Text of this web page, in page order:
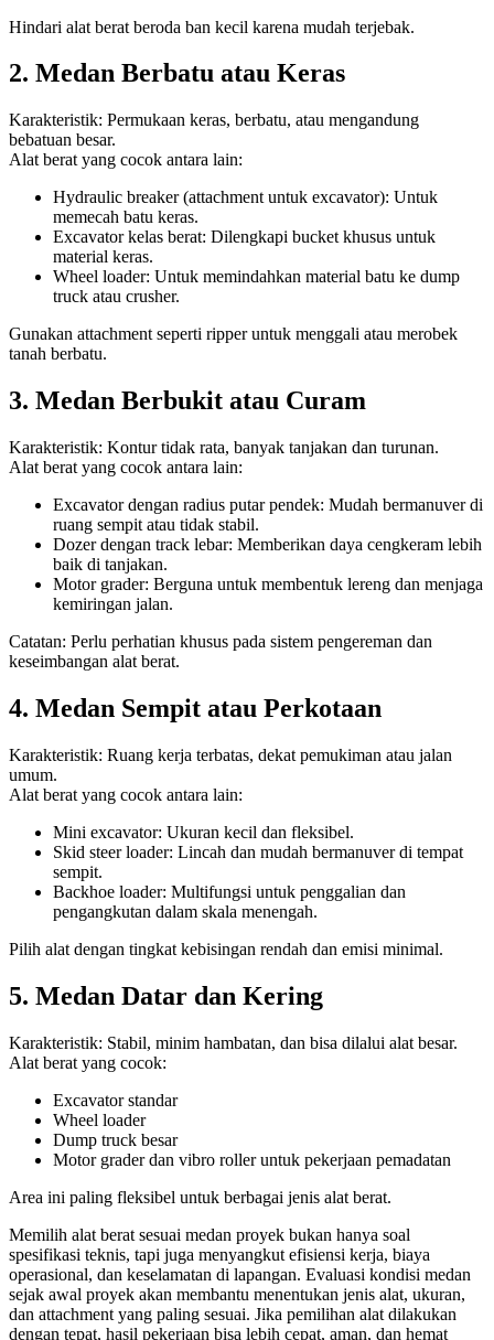
Hindari alat berat beroda ban kecil karena mudah terjebak.
2. Medan Berbatu atau Keras
Karakteristik: Permukaan keras, berbatu, atau mengandung
bebatuan besar.
Alat berat yang cocok antara lain:
Hydraulic breaker (attachment untuk excavator): Untuk
memecah batu keras.
Excavator kelas berat: Dilengkapi bucket khusus untuk
material keras.
Wheel loader: Untuk memindahkan material batu ke dump
truck atau crusher.
Gunakan attachment seperti ripper untuk menggali atau merobek
tanah berbatu.
3. Medan Berbukit atau Curam
Karakteristik: Kontur tidak rata, banyak tanjakan dan turunan.
Alat berat yang cocok antara lain:
Excavator dengan radius putar pendek: Mudah bermanuver di
ruang sempit atau tidak stabil.
Dozer dengan track lebar: Memberikan daya cengkeram lebih
baik di tanjakan.
Motor grader: Berguna untuk membentuk lereng dan menjaga
kemiringan jalan.
Catatan: Perlu perhatian khusus pada sistem pengereman dan
keseimbangan alat berat.
4. Medan Sempit atau Perkotaan
Karakteristik: Ruang kerja terbatas, dekat pemukiman atau jalan
umum.
Alat berat yang cocok antara lain:
Mini excavator: Ukuran kecil dan fleksibel.
Skid steer loader: Lincah dan mudah bermanuver di tempat
sempit.
Backhoe loader: Multifungsi untuk penggalian dan
pengangkutan dalam skala menengah.
Pilih alat dengan tingkat kebisingan rendah dan emisi minimal.
5. Medan Datar dan Kering
Karakteristik: Stabil, minim hambatan, dan bisa dilalui alat besar.
Alat berat yang cocok:
Excavator standar
Wheel loader
Dump truck besar
Motor grader dan vibro roller untuk pekerjaan pemadatan
Area ini paling fleksibel untuk berbagai jenis alat berat.
Memilih alat berat sesuai medan proyek bukan hanya soal
spesifikasi teknis, tapi juga menyangkut efisiensi kerja, biaya
operasional, dan keselamatan di lapangan. Evaluasi kondisi medan
sejak awal proyek akan membantu menentukan jenis alat, ukuran,
dan attachment yang paling sesuai. Jika pemilihan alat dilakukan
dengan tepat, hasil pekerjaan bisa lebih cepat, aman, dan hemat